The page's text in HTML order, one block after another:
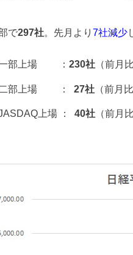
で297社。先月より 7社減少
部上場 ：230社 （前月
二部上場 ：27社 （前月
上場 ：40社 （前月